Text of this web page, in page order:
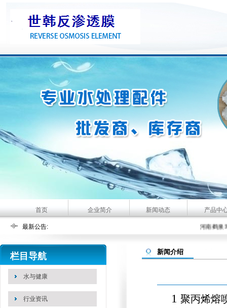
首页 企业简介 新闻动态 产品中
最新公告: 大河人家
河南鹤泉
栏目导航
水与健康
行业资讯
新闻介绍
1 聚丙烯熔